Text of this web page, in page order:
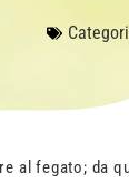
al fegato; da